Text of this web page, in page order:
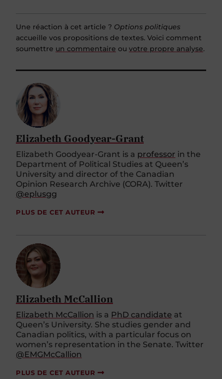
Une réaction à cet article ? Options politiques
accueille vos propositions de textes. Voici comment
soumettre un commentaire ou votre propre analyse.
Elizabeth Goodyear-Grant
Elizabeth Goodyear-Grant is a professor in the
Department of Political Studies at Queen’s
University and director of the Canadian
Opinion Research Archive (CORA). Twitter
@eplusgg
PLUS DE CET AUTEUR
Elizabeth McCallion
Elizabeth McCallion is a PhD candidate at
Queen’s University. She studies gender and
Canadian politics, with a particular focus on
women’s representation in the Senate. Twitter
@EMGMcCallion
PLUS DE CET AUTEUR